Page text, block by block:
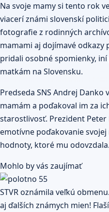
Na svoje mamy si tento rok
viacerí známi slovenskí
fotografie z rodinných
mamami aj dojímavé odkazy
pridali osobné spomienky,
matkám na Slovensku.
Predseda SNS Andrej Danko
mamám a poďakoval im za
starostlivosť. Prezident
emotívne poďakovanie svojej
hodnoty, ktoré mu odovzdala.
Mohlo by vás zaujímať
STVR oznámila veľkú
aj ďalších známych mien!